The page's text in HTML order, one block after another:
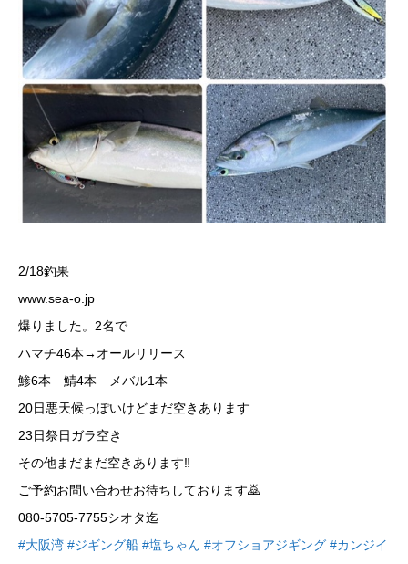
2/18釣果
www.sea-o.jp
爆りました。2名で
ハマチ46本→オールリリース
鯵6本 鯖4本 メバル1本
20日悪天候っぽいけどまだ空きあります
23日祭日ガラ空き
その他まだまだ空きあります‼️
ご予約お問い合わせお待ちしております🙇
080-5705-7755シオタ迄
#大阪湾 #ジギング船 #塩ちゃん #オフショアジギング #カンジイ